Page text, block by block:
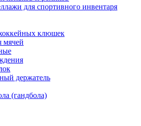
для спортивного инвентаря
клюшек
мячей
держатель
(гандбола)